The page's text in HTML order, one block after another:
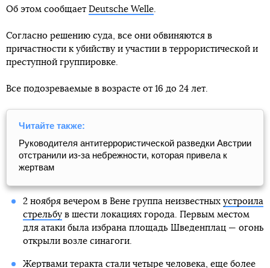
Об этом сообщает Deutsche Welle.
Согласно решению суда, все они обвиняются в
причастности к убийству и участии в террористической и
преступной группировке.
Все подозреваемые в возрасте от 16 до 24 лет.
Читайте также:
Руководителя антитеррористической разведки Австрии
отстранили из-за небрежности, которая привела к
жертвам
2 ноября вечером в Вене группа неизвестных устроила
стрельбув шести локациях города. Первым местом
для атаки была избрана площадь Шведенплац — огонь
открыли возле синагоги.
Жертвами теракта стали четыре человека, еще более